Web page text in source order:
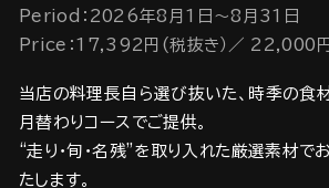
Period：2026年8月1日～8月31日
Price：17,392円(税抜き）／ 22,000円
当店の料理長自ら選び抜いた、時季の食
月替わりコースでご提供。
“走り・旬・名残”を取り入れた厳選素材で
たします。